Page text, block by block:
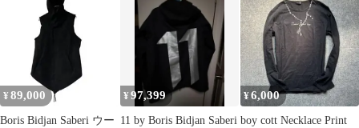
¥ 89,000
Boris Bidjan Saberi ウー
¥97,399
11 by Boris Bidjan Saberi
¥6,000
boy cott Necklace Print